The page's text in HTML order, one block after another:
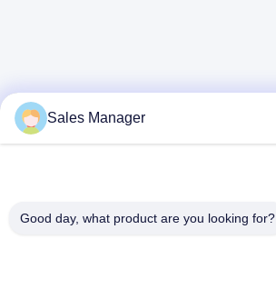
Sales Manager
Good day, what product are you looking for?